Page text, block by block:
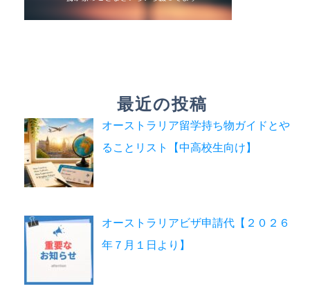
最近の投稿
オーストラリア留学持ち物ガイドとや
ることリスト【中高校生向け】
オーストラリアビザ申請代【２０２６
年７月１日より】